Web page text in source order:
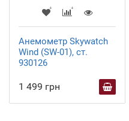
Анемометр Skywatch
Wind (SW-01), ст.
930126
1 499 грн